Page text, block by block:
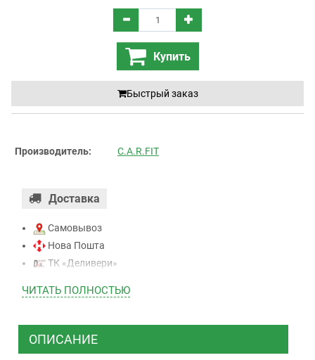
Купить
Быстрый заказ
Производитель: C.A.R.FIT
Доставка
Самовывоз
Нова Пошта
ТК «Деливери»
ТК “Justin”
ТК ”УкрПочта”
ЧИТАТЬ ПОЛНОСТЬЮ
ОПИСАНИЕ